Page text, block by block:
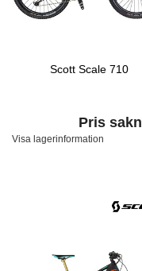
Scott Scale 710
Pris
Visa lagerinformation